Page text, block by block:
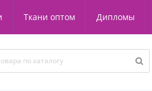
Ткани оптом Дипломы